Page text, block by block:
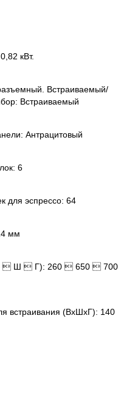
кВт.
Встраиваемый/
Встраиваемый
Антрацитовый
6
для эспрессо: 64
мм
 Ш  Г): 260  650  700
встраивания (ВхШхГ): 140